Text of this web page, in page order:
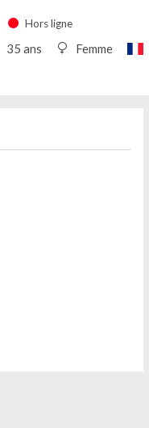
Hors ligne
35 ans Femme